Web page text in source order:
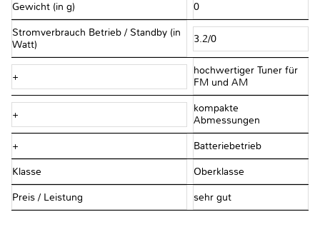
Gewicht (in g) 0
Stromverbrauch Betrieb / Standby (in
Watt)
3.2/0
+
hochwertiger Tuner für
FM und AM
+
kompakte
Abmessungen
+ Batteriebetrieb
Klasse Oberklasse
Preis / Leistung sehr gut